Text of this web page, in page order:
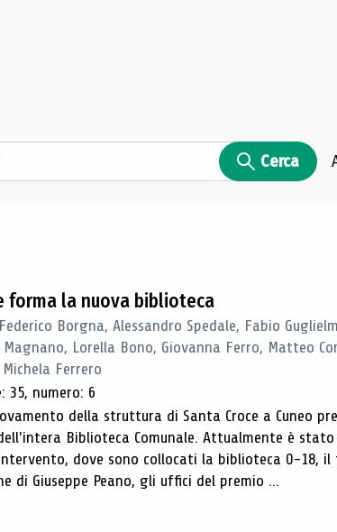
Cerca
forma la nuova biblioteca
Borgna, Alessandro Spedale, Fabio
Lorella Bono, Giovanna Ferro, Matteo
Ferrero
35, numero: 6
della struttura di Santa Croce a Cuneo
Biblioteca Comunale. Attualmente è
dove sono collocati la biblioteca 0-18, il
di Giuseppe Peano, gli uffici del premio ...